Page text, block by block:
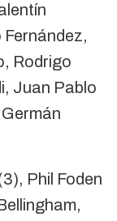
Rodrigo
Juan Pablo
Phil Foden